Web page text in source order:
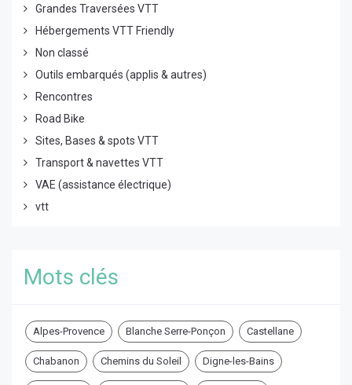
Grandes Traversées VTT
Hébergements VTT Friendly
Non classé
Outils embarqués (applis & autres)
Rencontres
Road Bike
Sites, Bases & spots VTT
Transport & navettes VTT
VAE (assistance électrique)
vtt
Mots clés
Alpes-Provence Blanche Serre-Ponçon Castellane
Chabanon Chemins du Soleil Digne-les-Bains